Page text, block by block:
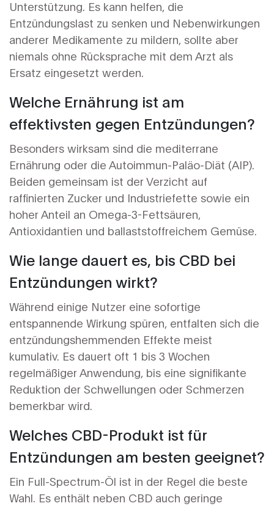
Unterstützung. Es kann helfen, die
Entzündungslast zu senken und Nebenwirkungen
anderer Medikamente zu mildern, sollte aber
niemals ohne Rücksprache mit dem Arzt als
Ersatz eingesetzt werden.
Welche Ernährung ist am
effektivsten gegen Entzündungen?
Besonders wirksam sind die mediterrane
Ernährung oder die Autoimmun-Paläo-Diät (AIP).
Beiden gemeinsam ist der Verzicht auf
raffinierten Zucker und Industriefette sowie ein
hoher Anteil an Omega-3-Fettsäuren,
Antioxidantien und ballaststoffreichem Gemüse.
Wie lange dauert es, bis CBD bei
Entzündungen wirkt?
Während einige Nutzer eine sofortige
entspannende Wirkung spüren, entfalten sich die
entzündungshemmenden Effekte meist
kumulativ. Es dauert oft 1 bis 3 Wochen
regelmäßiger Anwendung, bis eine signifikante
Reduktion der Schwellungen oder Schmerzen
bemerkbar wird.
Welches CBD-Produkt ist für
Entzündungen am besten geeignet?
Ein Full-Spectrum-Öl ist in der Regel die beste
Wahl. Es enthält neben CBD auch geringe